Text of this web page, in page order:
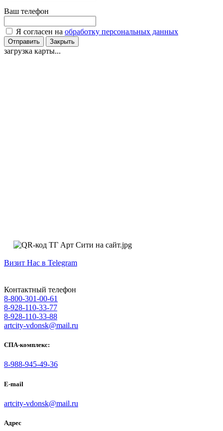
Ваш телефон
Я согласен на обработку персональных данных
Отправить Закрыть
загрузка карты...
Визит Нас в Telegram
Контактный телефон
8-800-301-00-61
8-928-110-33-77
8-928-110-33-88
artcity-vdonsk@mail.ru
СПА-комплекс:
8-988-945-49-36
E-mail
artcity-vdonsk@mail.ru
Адрес